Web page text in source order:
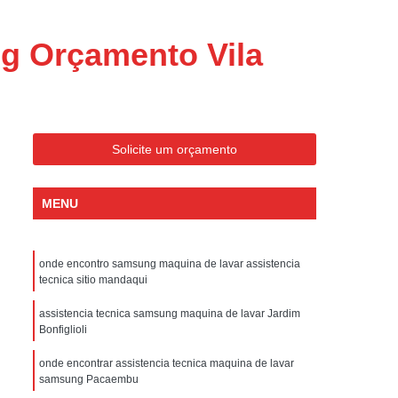
Portatil Philco
Tipo Portatil
Condicionado Portatil Philco
Ar Condicionado Portatil
Assistencia Tecnica Electrolux Geladeira
Tecnica Geladeira Electrolux
Electrolux Assistencia Tecnica Geladeira
Geladeira Assistencia Tecnica
Assistencia Tecnica Electrolux Refrigerador
Orçamento Vila
Solicite um orçamento
MENU
onde encontro samsung maquina de lavar assistencia
tecnica sitio mandaqui
assistencia tecnica samsung maquina de lavar Jardim
Bonfiglioli
onde encontrar assistencia tecnica maquina de lavar
samsung Pacaembu